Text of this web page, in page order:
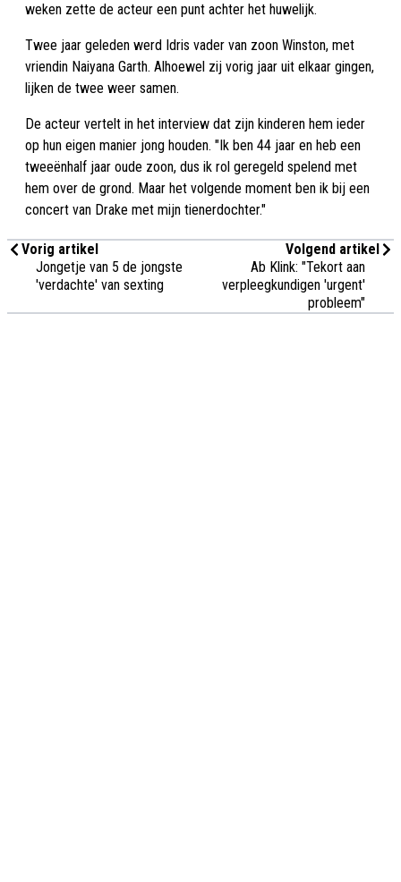
weken zette de acteur een punt achter het huwelijk.
Twee jaar geleden werd Idris vader van zoon Winston, met
vriendin Naiyana Garth. Alhoewel zij vorig jaar uit elkaar gingen,
lijken de twee weer samen.
De acteur vertelt in het interview dat zijn kinderen hem ieder
op hun eigen manier jong houden. "Ik ben 44 jaar en heb een
tweeënhalf jaar oude zoon, dus ik rol geregeld spelend met
hem over de grond. Maar het volgende moment ben ik bij een
concert van Drake met mijn tienerdochter."
Vorig artikel
Jongetje van 5 de jongste
'verdachte' van sexting
Volgend artikel
Ab Klink: "Tekort aan
verpleegkundigen 'urgent'
probleem"